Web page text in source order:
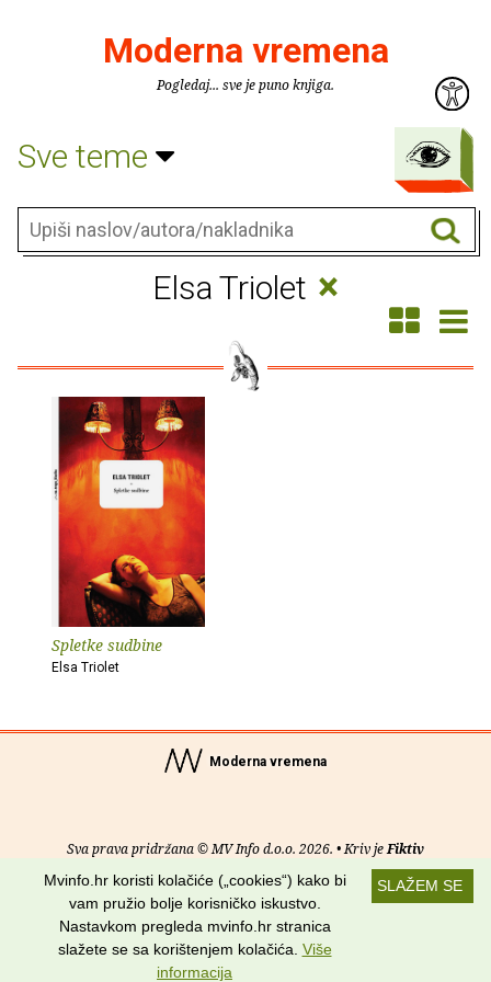
Moderna vremena
Pogledaj... sve je puno knjiga.
Sve teme
Elsa Triolet ×
Spletke sudbine
Elsa Triolet
Moderna vremena
Sva prava pridržana © MV Info d.o.o. 2026. • Kriv jeFiktiv
Uvjeti korištenja RSS kanali
Potraži nas na:
SLAŽEM SE
Mvinfo.hr koristi kolačiće („cookies“) kako bi
vam pružio bolje korisničko iskustvo.
Nastavkom pregleda mvinfo.hr stranica
slažete se sa korištenjem kolačića. Više
informacija